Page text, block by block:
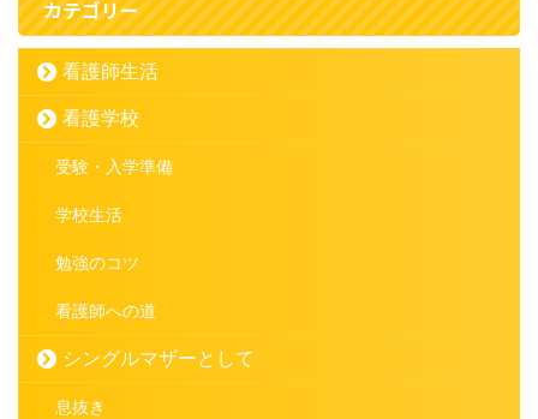
カテゴリー
看護師生活
看護学校
受験・入学準備
学校生活
勉強のコツ
看護師への道
シングルマザーとして
息抜き